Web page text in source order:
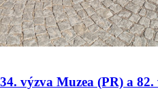
výzva Muzea (PR) a